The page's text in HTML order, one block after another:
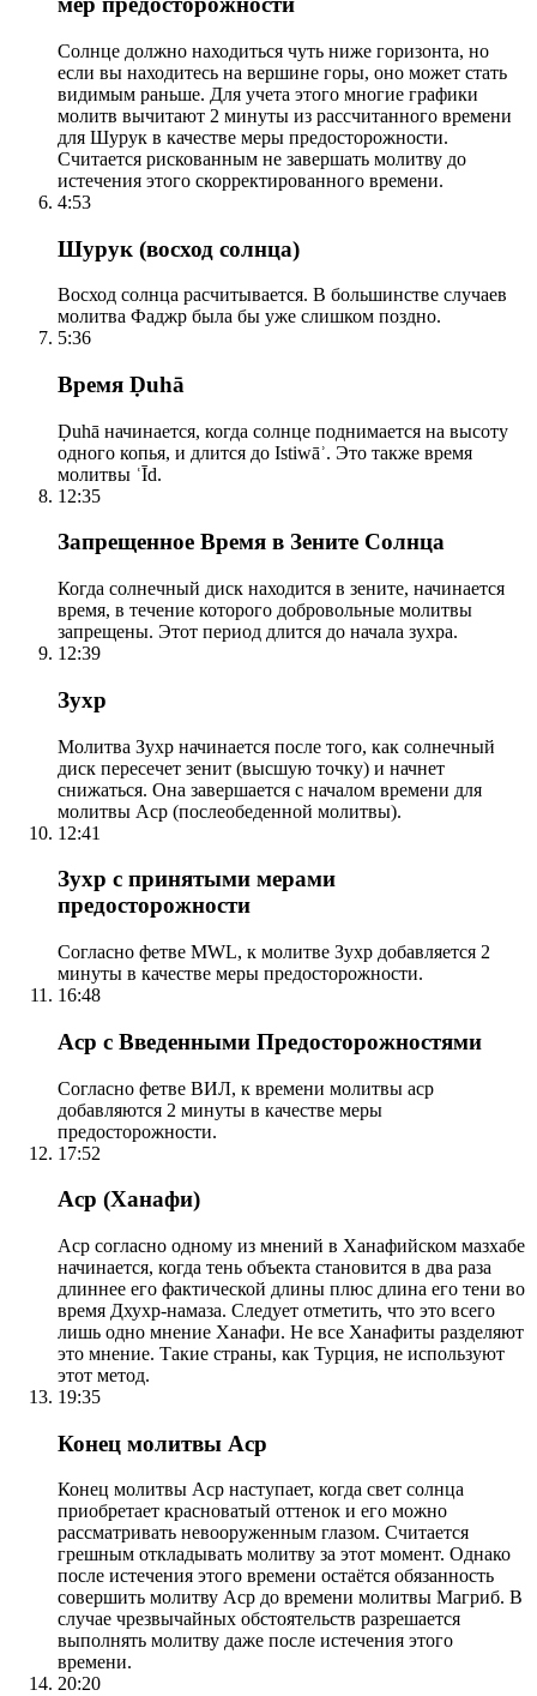
Солнце должно находиться чуть ниже горизонта, но
если вы находитесь на вершине горы, оно может стать
видимым раньше. Для учета этого многие графики
молитв вычитают 2 минуты из рассчитанного времени
для Шурук в качестве меры предосторожности.
Считается рискованным не завершать молитву до
истечения этого скорректированного времени.
4:53
Шурук (восход солнца)
Восход солнца расчитывается. В большинстве случаев
молитва Фаджр была бы уже слишком поздно.
5:36
Время Ḍuhā
Ḍuhā начинается, когда солнце поднимается на высоту
одного копья, и длится до Istiwāʾ. Это также время
молитвы ʿĪd.
12:35
Запрещенное Время в Зените Солнца
Когда солнечный диск находится в зените, начинается
время, в течение которого добровольные молитвы
запрещены. Этот период длится до начала зухра.
12:39
Зухр
Молитва Зухр начинается после того, как солнечный
диск пересечет зенит (высшую точку) и начнет
снижаться. Она завершается с началом времени для
молитвы Аср (послеобеденной молитвы).
12:41
Зухр с принятыми мерами
предосторожности
Согласно фетве MWL, к молитве Зухр добавляется 2
минуты в качестве меры предосторожности.
16:48
Аср с Введенными Предосторожностями
Согласно фетве ВИЛ, к времени молитвы аср
добавляются 2 минуты в качестве меры
предосторожности.
17:52
Аср (Ханафи)
Аср согласно одному из мнений в Ханафийском мазхабе
начинается, когда тень объекта становится в два раза
длиннее его фактической длины плюс длина его тени во
время Дхухр-намаза. Следует отметить, что это всего
лишь одно мнение Ханафи. Не все Ханафиты разделяют
это мнение. Такие страны, как Турция, не используют
этот метод.
19:35
Конец молитвы Аср
Конец молитвы Аср наступает, когда свет солнца
приобретает красноватый оттенок и его можно
рассматривать невооруженным глазом. Считается
грешным откладывать молитву за этот момент. Однако
после истечения этого времени остаётся обязанность
совершить молитву Аср до времени молитвы Магриб. В
случае чрезвычайных обстоятельств разрешается
выполнять молитву даже после истечения этого
времени.
20:20